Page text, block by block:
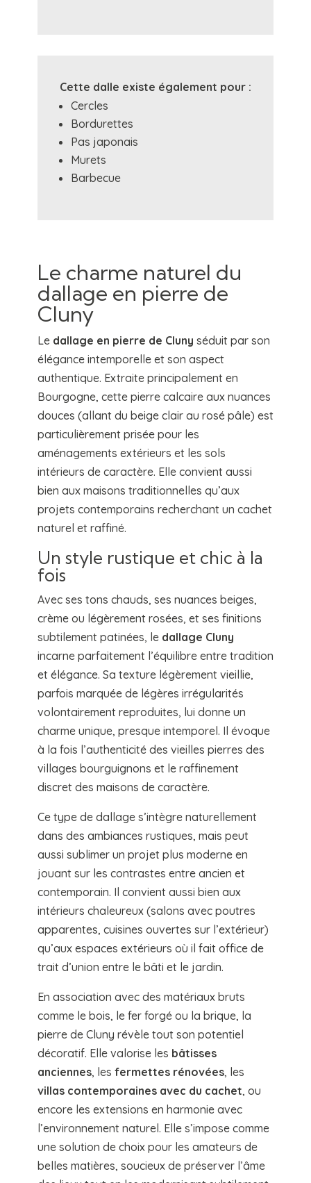
Cette dalle existe également pour :
Cercles
Bordurettes
Pas japonais
Murets
Barbecue
Le charme naturel du
dallage en pierre de
Cluny
Le dallage en pierre de Cluny séduit par son
élégance intemporelle et son aspect
authentique. Extraite principalement en
Bourgogne, cette pierre calcaire aux nuances
douces (allant du beige clair au rosé pâle) est
particulièrement prisée pour les
aménagements extérieurs et les sols
intérieurs de caractère. Elle convient aussi
bien aux maisons traditionnelles qu’aux
projets contemporains recherchant un cachet
naturel et raffiné.
Un style rustique et chic à la
fois
Avec ses tons chauds, ses nuances beiges,
crème ou légèrement rosées, et ses finitions
subtilement patinées, le dallage Cluny
incarne parfaitement l’équilibre entre tradition
et élégance. Sa texture légèrement vieillie,
parfois marquée de légères irrégularités
volontairement reproduites, lui donne un
charme unique, presque intemporel. Il évoque
à la fois l’authenticité des vieilles pierres des
villages bourguignons et le raffinement
discret des maisons de caractère.
Ce type de dallage s’intègre naturellement
dans des ambiances rustiques, mais peut
aussi sublimer un projet plus moderne en
jouant sur les contrastes entre ancien et
contemporain. Il convient aussi bien aux
intérieurs chaleureux (salons avec poutres
apparentes, cuisines ouvertes sur l’extérieur)
qu’aux espaces extérieurs où il fait office de
trait d’union entre le bâti et le jardin.
En association avec des matériaux bruts
comme le bois, le fer forgé ou la brique, la
pierre de Cluny révèle tout son potentiel
décoratif. Elle valorise les bâtisses
anciennes, les fermettes rénovées, les
villas contemporaines avec du cachet, ou
encore les extensions en harmonie avec
l’environnement naturel. Elle s’impose comme
une solution de choix pour les amateurs de
belles matières, soucieux de préserver l’âme